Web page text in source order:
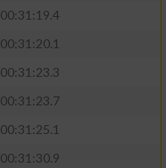
00:31:19.4
00:31:20.1
00:31:23.3
00:31:23.7
00:31:25.1
00:31:30.9